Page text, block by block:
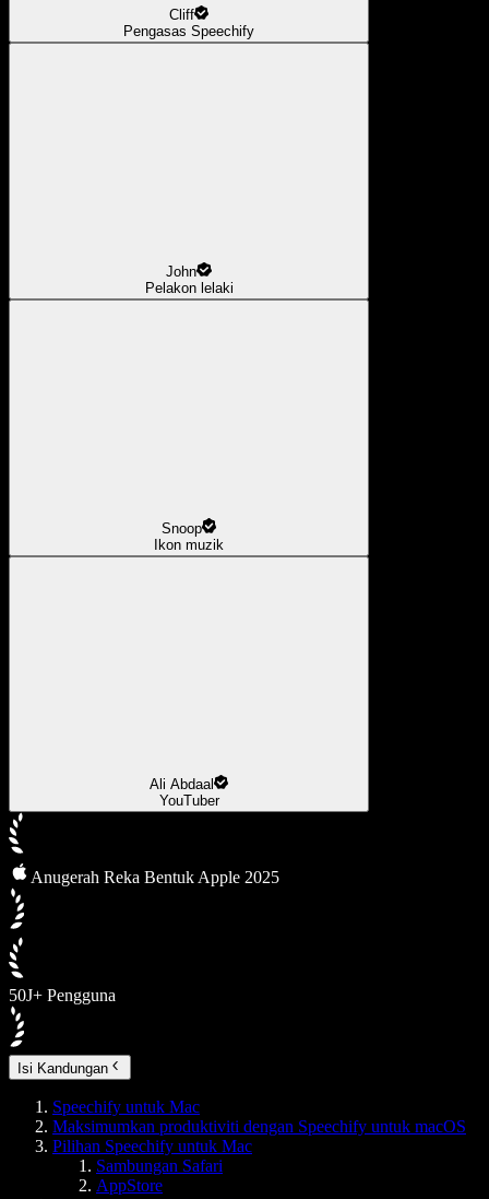
Cliff
Pengasas Speechify
John
Pelakon lelaki
Snoop
Ikon muzik
Ali Abdaal
YouTuber
Anugerah Reka Bentuk Apple 2025
50J+ Pengguna
Isi Kandungan
Speechify untuk Mac
Maksimumkan produktiviti dengan Speechify untuk macOS
Pilihan Speechify untuk Mac
Sambungan Safari
AppStore